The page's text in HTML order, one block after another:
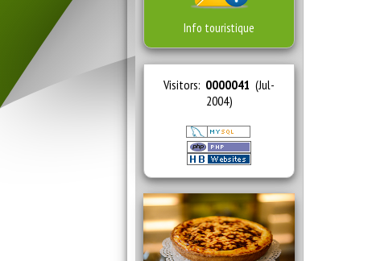
Info touristique
Visitors: 0000041 (Jul-
2004)